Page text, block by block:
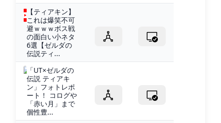
【ティアキン】
これは爆笑不可
避ｗｗｗボス戦
の面白い小ネタ
6選【ゼルダの
伝説ティ...
「UT×ゼルダの
伝説 ティアキ
ン」フォトレポ
ート！ コログや
「赤い月」まで
個性豊...